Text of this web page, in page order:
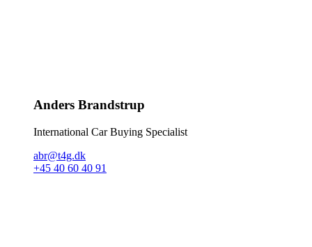
Anders Brandstrup
International Car Buying Specialist
abr@t4g.dk
+45 40 60 40 91